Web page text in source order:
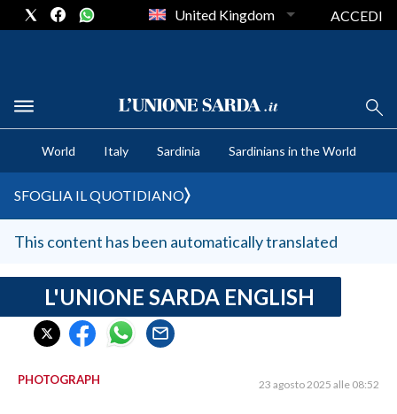
CRONACA SARDEGNA
CAGLIARI
SULCIS IGLESIENTE
MEDIO CAMPIDANO
SASSARI E PROVINCIA
GALLURA
NUORO E PROVINCIA
United Kingdom ACCEDI
World Italy Sardinia Sardinians in the World
SFOGLIA IL QUOTIDIANO
This content has been automatically translated
L'UNIONE SARDA ENGLISH
PHOTOGRAPH 23 agosto 2025 alle 08:52